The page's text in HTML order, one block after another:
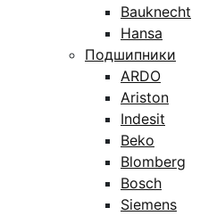
Bauknecht
Hansa
Подшипники
ARDO
Ariston
Indesit
Beko
Blomberg
Bosch
Siemens